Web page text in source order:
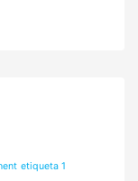
etiqueta 1